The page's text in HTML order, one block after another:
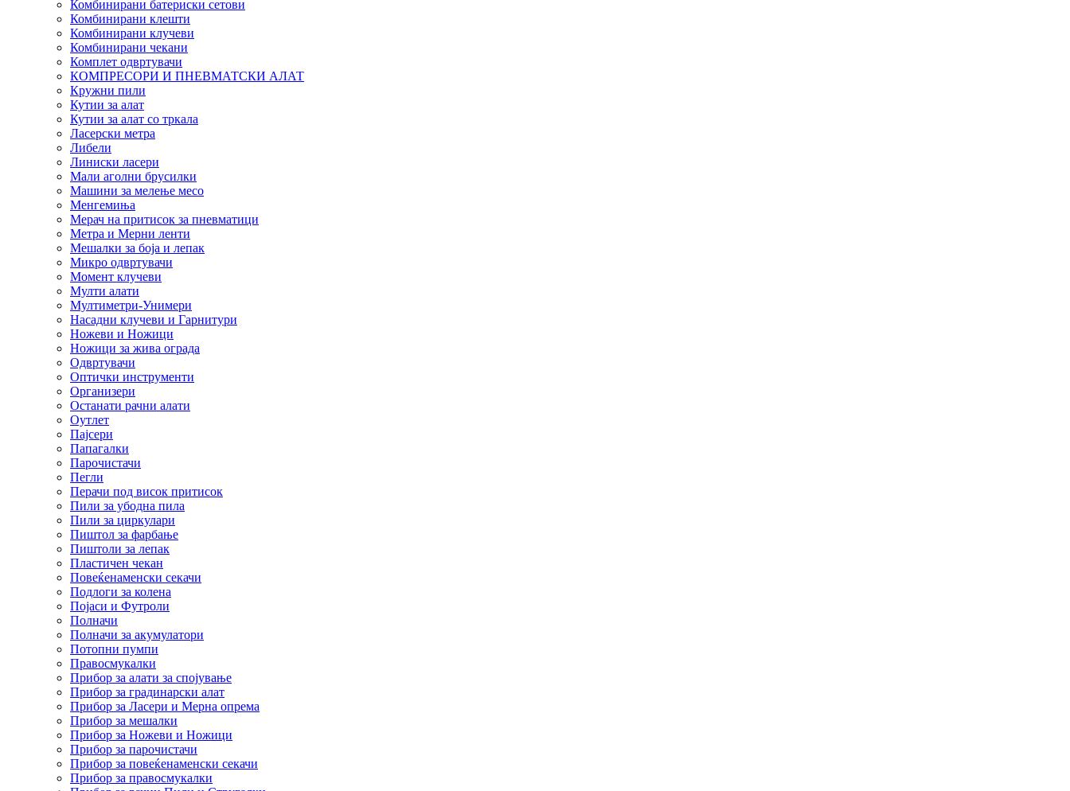
Комбинирани батериски сетови
Комбинирани клешти
Комбинирани клучеви
Комбинирани чекани
Комплет одвртувачи
КОМПРЕСОРИ И ПНЕВМАТСКИ АЛАТ
Кружни пили
Кутии за алат
Кутии за алат со тркала
Ласерски метра
Либели
Линиски ласери
Мали аголни брусилки
Машини за мелење месо
Менгемиња
Мерач на притисок за пневматици
Метра и Мерни ленти
Мешалки за боја и лепак
Микро одвртувачи
Момент клучеви
Мулти алати
Мултиметри-Унимери
Насадни клучеви и Гарнитури
Ножеви и Ножици
Ножици за жива ограда
Одвртувачи
Оптички инструменти
Организери
Останати рачни алати
Оутлет
Пајсери
Папагалки
Парочистачи
Пегли
Перачи под висок притисок
Пили за убодна пила
Пили за циркулари
Пиштол за фарбање
Пиштоли за лепак
Пластичен чекан
Повеќенаменски секачи
Подлоги за колена
Појаси и Футроли
Полначи
Полначи за акумулатори
Потопни пумпи
Правосмукалки
Прибор за алати за спојување
Прибор за градинарски алат
Прибор за Ласери и Мерна опрема
Прибор за мешалки
Прибор за Ножеви и Ножици
Прибор за парочистачи
Прибор за повеќенаменски секачи
Прибор за правосмукалки